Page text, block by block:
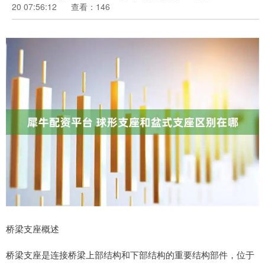
20 07:56:12
查看：146
桥梁支座概述
桥梁支座是连接桥梁上部结构和下部结构的重要结构部件，位于